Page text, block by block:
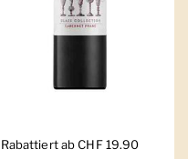
Regulärer Preis
Rabattiert ab CHF 19.90